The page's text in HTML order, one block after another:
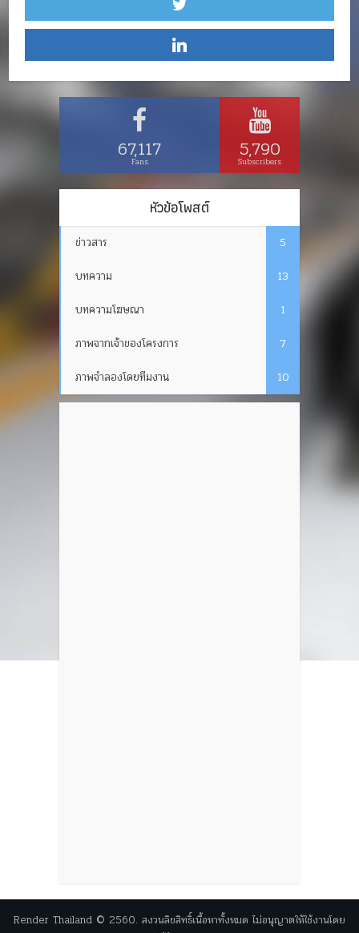
67,117
Fans 5,790
Subscribers
หัวข้อโพสต์
ข่าวสาร
5
บทความ
13
บทความโฆษณา
1
ภาพจากเจ้าของโครงการ
7
ภาพจำลองโดยทีมงาน
10
Render Thailand © 2560. สงวนลิขสิทธิ์เนื้อหาทั้งหมด ไม่อนุญาตให้ใช้งานโดย